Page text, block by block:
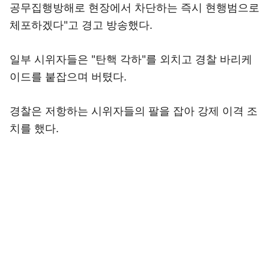
공무집행방해로 현장에서 차단하는 즉시 현행범으로
체포하겠다"고 경고 방송했다.
일부 시위자들은 "탄핵 각하"를 외치고 경찰 바리케
이드를 붙잡으며 버텼다.
경찰은 저항하는 시위자들의 팔을 잡아 강제 이격 조
치를 했다.